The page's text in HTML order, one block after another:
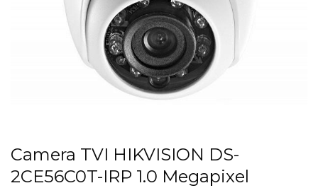
Camera TVI HIKVISION DS-
2CE56C0T-IRP 1.0 Megapixel